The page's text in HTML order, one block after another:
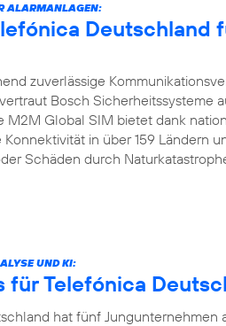
ALARMANLAGEN:
Deutschland
zuverlässige
Bosch Sicherheitssysteme
M2M Global SIM bietet dank
in über 159 Ländern
Schäden durch
UND KI:
Telefónica
hat fünf Jungunternehmen